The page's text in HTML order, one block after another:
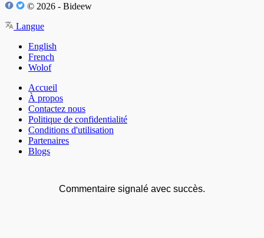
© 2026 - Bideew
Langue
English
French
Wolof
Accueil
À propos
Contactez nous
Politique de confidentialité
Conditions d'utilisation
Partenaires
Blogs
Commentaire signalé avec succès.